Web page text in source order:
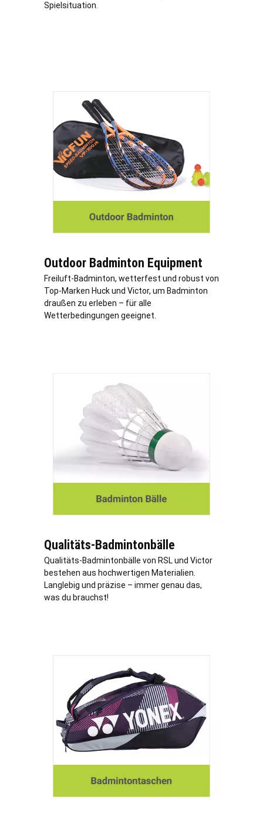
Spielsituation.
Outdoor Badminton Equipment
Freiluft-Badminton, wetterfest und robust von
Top-Marken Huck und Victor, um Badminton
draußen zu erleben – für alle
Wetterbedingungen geeignet.
Qualitäts-Badmintonbälle
Qualitäts-Badmintonbälle von RSL und Victor
bestehen aus hochwertigen Materialien.
Langlebig und präzise – immer genau das,
was du brauchst!